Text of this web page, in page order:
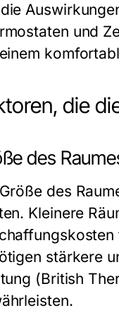
und
die
des
des
Kleinere
stärkere
(British